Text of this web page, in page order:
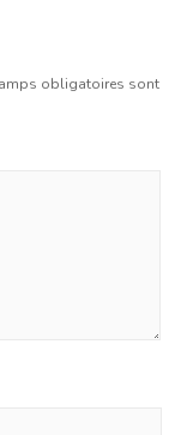
obligatoires sont